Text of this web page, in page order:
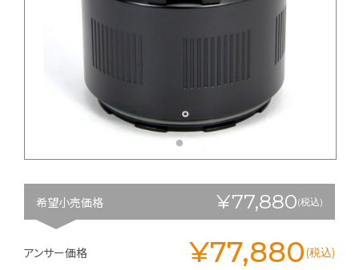
希望小売価格 ¥77,880(税込)
アンサー価格 ¥77,880 (税込)